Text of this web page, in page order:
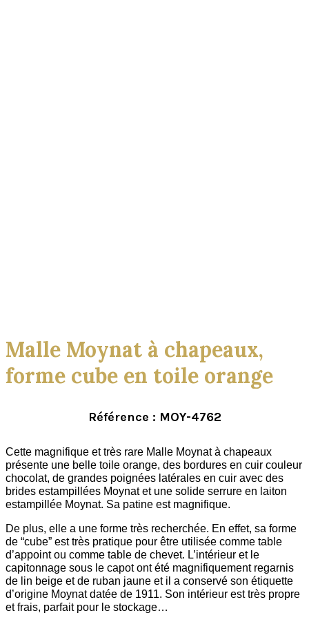
Malle Moynat à chapeaux,
forme cube en toile orange
Référence : MOY-4762
Cette magnifique et très rare Malle Moynat à chapeaux
présente une belle toile orange, des bordures en cuir couleur
chocolat, de grandes poignées latérales en cuir avec des
brides estampillées Moynat et une solide serrure en laiton
estampillée Moynat. Sa patine est magnifique.
De plus, elle a une forme très recherchée. En effet, sa forme
de “cube” est très pratique pour être utilisée comme table
d’appoint ou comme table de chevet. L’intérieur et le
capitonnage sous le capot ont été magnifiquement regarnis
de lin beige et de ruban jaune et il a conservé son étiquette
d’origine Moynat datée de 1911. Son intérieur est très propre
et frais, parfait pour le stockage…